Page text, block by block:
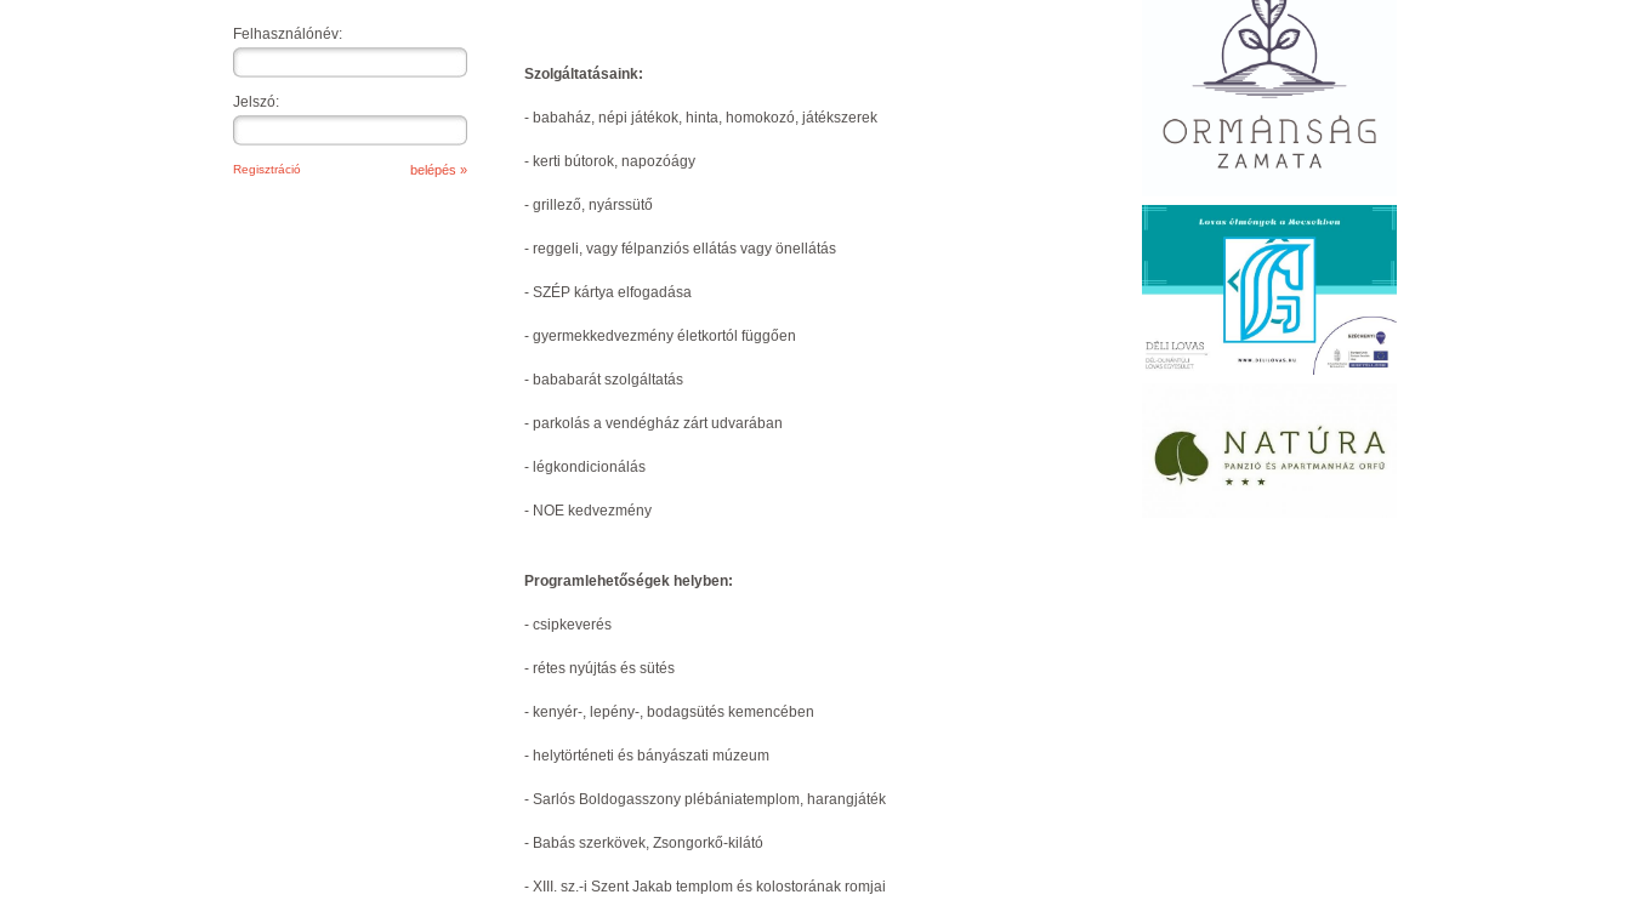
Felhasználónév:
Jelszó:
Regisztráció
Szolgáltatásaink:
- babaház, népi játékok, hinta, homokozó, játékszerek
- kerti bútorok, napozóágy
- grillező, nyárssütő
- reggeli, vagy félpanziós ellátás vagy önellátás
- SZÉP kártya elfogadása
- gyermekkedvezmény életkortól függően
- bababarát szolgáltatás
- parkolás a vendégház zárt udvarában
- légkondicionálás
- NOE kedvezmény
Programlehetőségek helyben:
- csipkeverés
- rétes nyújtás és sütés
- kenyér-, lepény-, bodagsütés kemencében
- helytörténeti és bányászati múzeum
- Sarlós Boldogasszony plébániatemplom, harangjáték
- Babás szerkövek, Zsongorkő-kilátó
- XIII. sz.-i Szent Jakab templom és kolostorának romjai